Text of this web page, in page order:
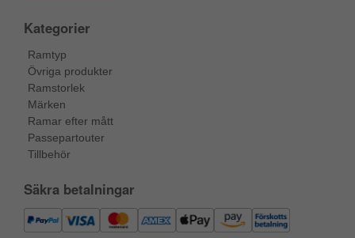
Kategorier
Ramtyp
Övriga produkter
Ramstorlek
Märken
Ramar efter mått
Passepartouter
Tillbehör
Säkra betalningar